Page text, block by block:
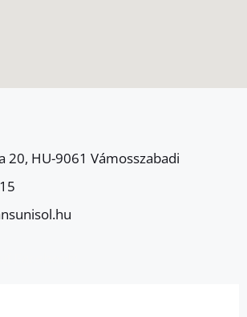
20, HU-9061 Vámosszabadi